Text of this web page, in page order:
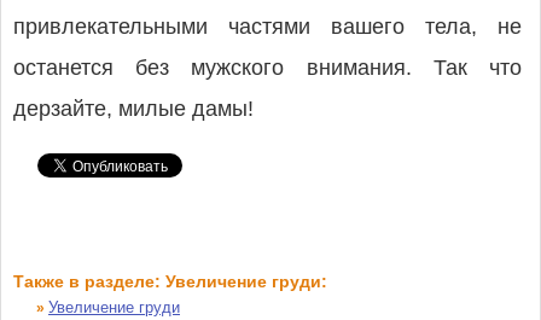
привлекательными частями вашего тела, не
останется без мужского внимания. Так что
дерзайте, милые дамы!
Также в разделе: Увеличение груди:
» Увеличение груди